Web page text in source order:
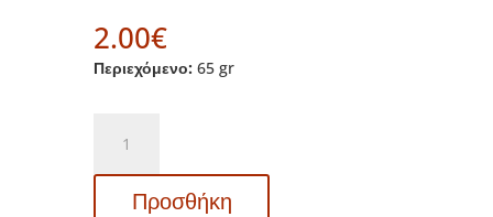
2.00€
Περιεχόμενο: 65 gr
-
ΦασόλιΠροσθήκη